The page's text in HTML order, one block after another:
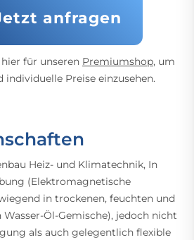
anfragen
für unseren Premiumshop, um
Preise einzusehen.
Heiz- und Klimatechnik, In
(Elektromagnetische
in trockenen, feuchten und
Wasser-Öl-Gemische), jedoch nicht
als auch gelegentlich flexible